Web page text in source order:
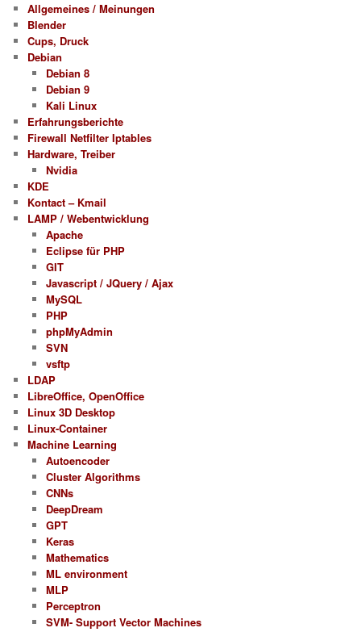
Allgemeines / Meinungen
Blender
Cups, Druck
Debian
Debian 8
Debian 9
Kali Linux
Erfahrungsberichte
Firewall Netfilter Iptables
Hardware, Treiber
Nvidia
KDE
Kontact – Kmail
LAMP / Webentwicklung
Apache
Eclipse für PHP
GIT
Javascript / JQuery / Ajax
MySQL
PHP
phpMyAdmin
SVN
vsftp
LDAP
LibreOffice, OpenOffice
Linux 3D Desktop
Linux-Container
Machine Learning
Autoencoder
Cluster Algorithms
CNNs
DeepDream
GPT
Keras
Mathematics
ML environment
MLP
Perceptron
SVM- Support Vector Machines